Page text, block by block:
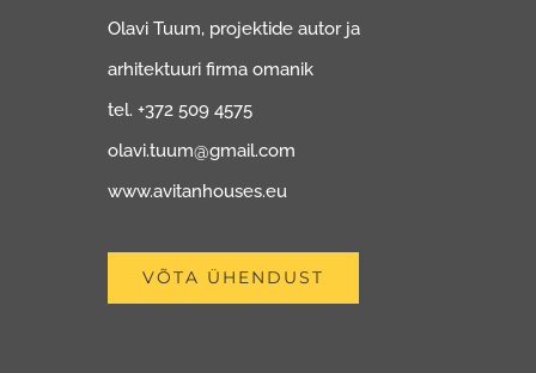
Olavi Tuum, projektide autor ja
arhitektuuri firma omanik
tel. +372 509 4575
olavi.tuum@gmail.com
www.avitanhouses.eu
VÕTA ÜHENDUST